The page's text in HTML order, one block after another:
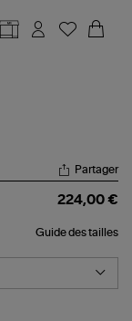
Partager
224,00 €
Guide des tailles